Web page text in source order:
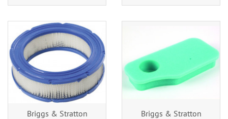
Briggs & Stratton
Briggs & Stratton